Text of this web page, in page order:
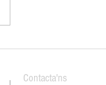
Contacta'ns